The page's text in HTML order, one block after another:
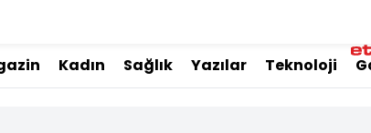
Kadın Sağlık Yazılar Teknoloji